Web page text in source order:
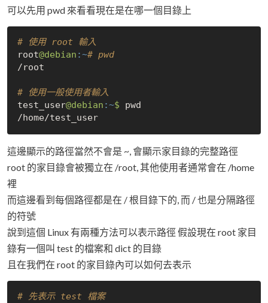
可以先用 pwd 來看看現在是在哪一個目錄上
# 使用 root 輸入
root@debian :~# pwd
/root
# 使用一般使用者輸入
test_user@debian :~$ pwd
/home/test_user
這邊顯示的路徑當然不會是 ~, 會顯示家目錄的完整路徑
root 的家目錄會被獨立在 /root, 其他使用者通常會在 /home
裡
而這邊看到每個路徑都是在 / 根目錄下的, 而 / 也是分隔路徑
的符號
說到這個 Linux 有兩種方法可以表示路徑 假設現在 root 家目
錄有一個叫 test 的檔案和 dict 的目錄
且在我們在 root 的家目錄內可以如何去表示
# 先表示 test 檔案